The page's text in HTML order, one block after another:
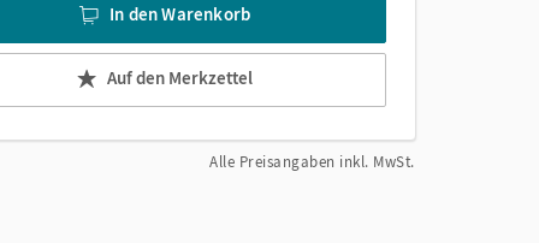
und Lernplattform lernen.cornelsen.de
In den Warenkorb
Auf den Merkzettel
Alle Preisangaben inkl. MwSt.